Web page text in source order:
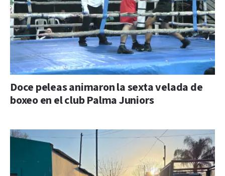
Doce peleas animaron la sexta velada de
boxeo en el club Palma Juniors